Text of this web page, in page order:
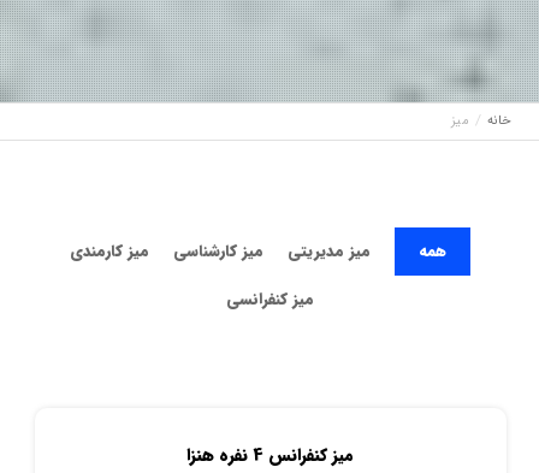
خانه میز
همه میز مدیریتی میز کارشناسی
میز کارمندی
میز کنفرانسی
میز کنفرانس 4 نفره هنزا